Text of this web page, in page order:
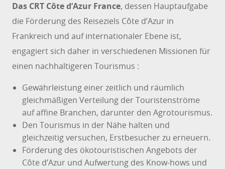
Das CRT Côte d’Azur France, dessen Hauptaufgabe
die Förderung des Reiseziels Côte d’Azur in
Frankreich und auf internationaler Ebene ist,
engagiert sich daher in verschiedenen Missionen für
einen nachhaltigeren Tourismus :
Gewährleistung einer zeitlich und räumlich
gleichmäßigen Verteilung der Touristenströme
auf affine Branchen, darunter den Agrotourismus.
Den Tourismus in der Nähe halten und
gleichzeitig versuchen, Erstbesucher zu erneuern.
Förderung des ökotouristischen Angebots der
Côte d’Azur und Aufwertung des Know-hows und